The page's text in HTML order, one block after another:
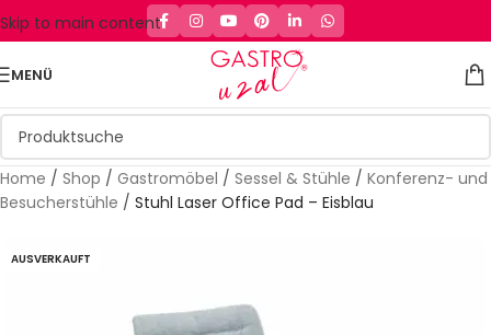
Skip to main content
MENÜ
Home / Shop / Gastromöbel / Sessel & Stühle / Konferenz- und
Besucherstühle / Stuhl Laser Office Pad – Eisblau
AUSVERKAUFT